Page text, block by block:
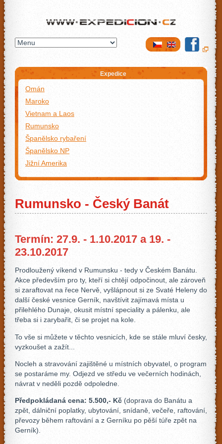
Expedicion.cz
Expedice
Omán
Maroko
Vietnam a Laos
Rumunsko
Španělsko rybaření
Španělsko NP
Jižní Amerika
Rumunsko - Český Banát
Termín: 27.9. - 1.10.2017 a 19. -
23.10.2017
Prodloužený víkend v Rumunsku - tedy v Českém Banátu.
Akce především pro ty, kteří si chtějí odpočinout, ale zároveň
si zaraftovat na řece Nervě, vyšlápnout si ze Svaté Heleny do
další české vesnice Gerník, navštívit zajímavá místa u
přilehlého Dunaje, okusit místní speciality a pálenku, ale
třeba si i zarybařit, či se projet na kole.
To vše si můžete v těchto vesnicích, kde se stále mluví česky,
vyzkoušet a zažít...
Nocleh a stravování zajištěné u místních obyvatel, o program
se postaráme my. Odjezd ve středu ve večerních hodinách,
návrat v neděli pozdě odpoledne.
Předpokládaná cena: 5.500,- Kč (doprava do Banátu a
zpět, dálniční poplatky, ubytování, snídaně, večeře, raftování,
převozy během raftování a z Gerníku po pěší túře zpět na
Gerník).